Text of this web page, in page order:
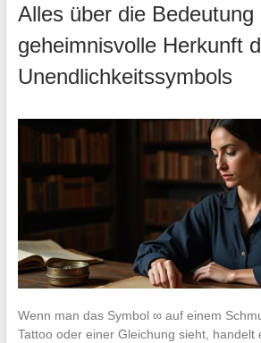
Alles über die Bedeutung
geheimnisvolle Herkunft
Unendlichkeitssymbols
Wenn man das Symbol ∞ auf einem
Tattoo oder einer Gleichung sieht, handelt